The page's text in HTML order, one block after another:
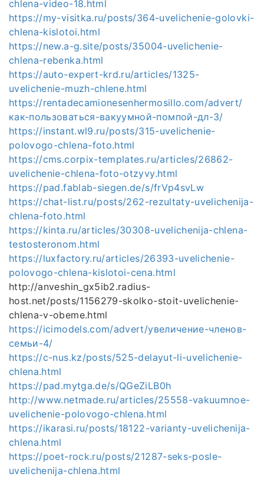
chlena-video-18.html
https://my-visitka.ru/posts/364-uvelichenie-golovki-
chlena-kislotoi.html
https://new.a-g.site/posts/35004-uvelichenie-
chlena-rebenka.html
https://auto-expert-krd.ru/articles/1325-
uvelichenie-muzh-chlene.html
https://rentadecamionesenhermosillo.com/advert/
как-пользоваться-вакуумной-помпой-дл-3/
https://instant.wl9.ru/posts/315-uvelichenie-
polovogo-chlena-foto.html
https://cms.corpix-templates.ru/articles/26862-
uvelichenie-chlena-foto-otzyvy.html
https://pad.fablab-siegen.de/s/frVp4svLw
https://chat-list.ru/posts/262-rezultaty-uvelichenija-
chlena-foto.html
https://kinta.ru/articles/30308-uvelichenija-chlena-
testosteronom.html
https://luxfactory.ru/articles/26393-uvelichenie-
polovogo-chlena-kislotoi-cena.html
http://anveshin_gx5ib2.radius-
host.net/posts/1156279-skolko-stoit-uvelichenie-
chlena-v-obeme.html
https://icimodels.com/advert/увеличение-членов-
семьи-4/
https://c-nus.kz/posts/525-delayut-li-uvelichenie-
chlena.html
https://pad.mytga.de/s/QGeZiLB0h
http://www.netmade.ru/articles/25558-vakuumnoe-
uvelichenie-polovogo-chlena.html
https://ikarasi.ru/posts/18122-varianty-uvelichenija-
chlena.html
https://poet-rock.ru/posts/21287-seks-posle-
uvelichenija-chlena.html